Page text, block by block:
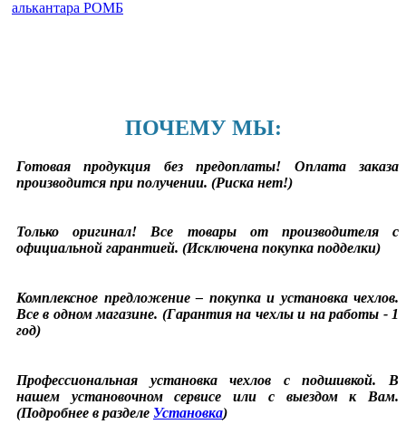
ПОЧЕМУ МЫ:
Готовая продукция без предоплаты! Оплата заказа
производится при получении. (Риска нет!)
Только оригинал! Все товары от производителя с
официальной гарантией. (Исключена покупка подделки)
Комплексное предложение – покупка и установка чехлов.
Все в одном магазине. (Гарантия на чехлы и на работы - 1
год)
Профессиональная установка чехлов с подшивкой. В
нашем установочном сервисе или с выездом к Вам.
(Подробнее в разделе Установка)